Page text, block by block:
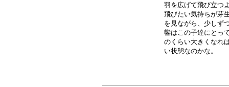
羽を広げて飛び立つ
飛びたい気持ちが芽
を見ながら、少しず
響はこの子達にとっ
のくらい大きくなれ